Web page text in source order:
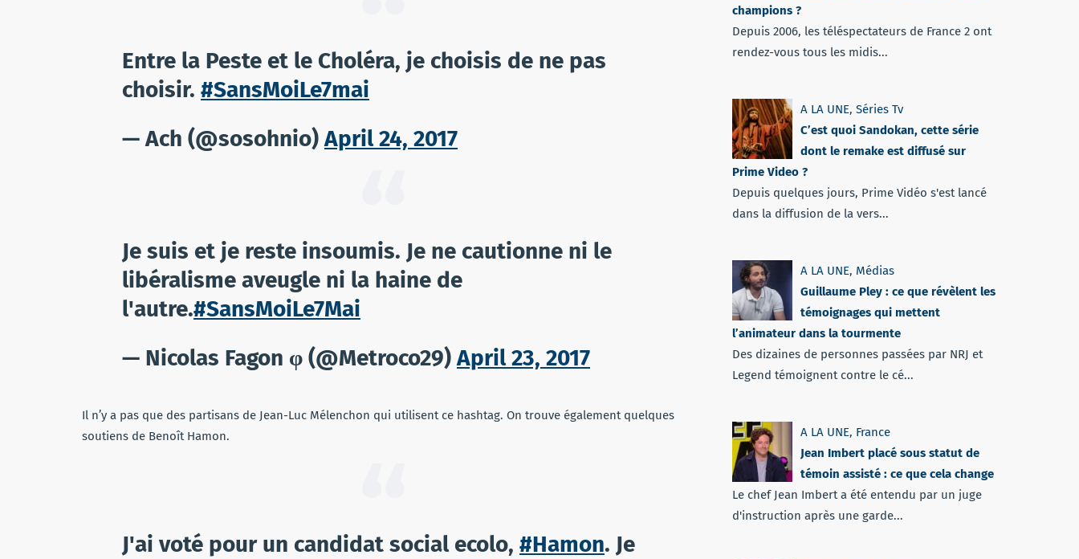
Entre la Peste et le Choléra, je choisis de ne pas
choisir. #SansMoiLe7mai
— Ach (@sosohnio)April 24, 2017
Je suis et je reste insoumis. Je ne cautionne ni le
libéralisme aveugle ni la haine de
l'autre.#SansMoiLe7Mai
— Nicolas Fagon φ (@Metroco29)April 23, 2017
Il n’y a pas que des partisans de Jean-Luc Mélenchon qui utilisent ce hashtag. On trouve également quelques
soutiens de Benoît Hamon.
J'ai voté pour un candidat social ecolo, #Hamon. Je
champions ?
Depuis 2006, les téléspectateurs de France 2 ont
rendez-vous tous les midis...
A LA UNE, Séries Tv
C’est quoi Sandokan, cette série
dont le remake est diffusé sur
Prime Video ?
Depuis quelques jours, Prime Vidéo s'est lancé
dans la diffusion de la vers...
A LA UNE, Médias
Guillaume Pley : ce que révèlent les
témoignages qui mettent
l’animateur dans la tourmente
Des dizaines de personnes passées par NRJ et
Legend témoignent contre le cé...
A LA UNE, France
Jean Imbert placé sous statut de
témoin assisté : ce que cela change
Le chef Jean Imbert a été entendu par un juge
d'instruction après une garde...